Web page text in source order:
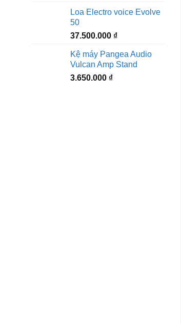
Loa Electro voice Evolve
50
37.500.000 ₫
Kệ máy Pangea Audio
Vulcan Amp Stand
3.650.000 ₫